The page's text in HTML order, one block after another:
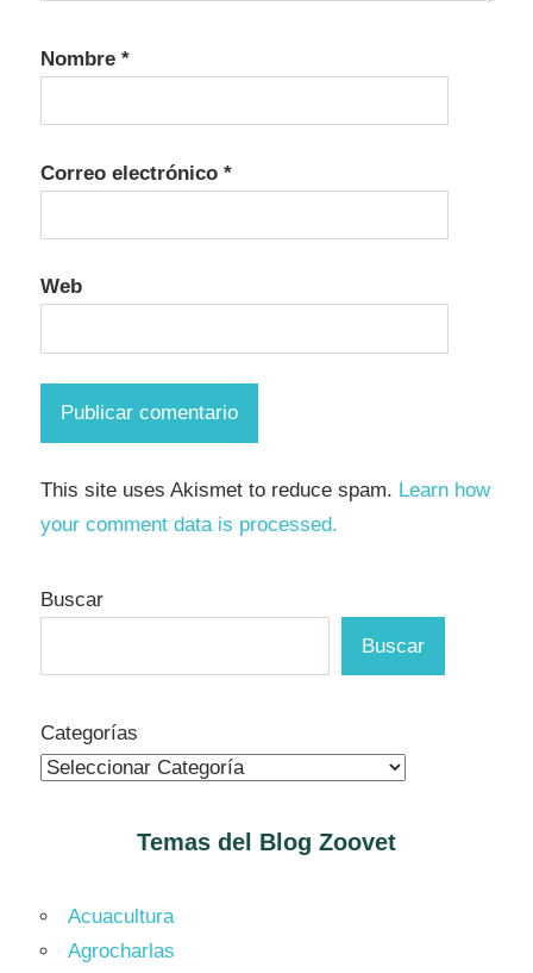
Nombre *
Correo electrónico *
Web
This site uses Akismet to reduce spam. Learn how
your comment data is processed.
Buscar
Buscar
Categorías
Temas del Blog Zoovet
Acuacultura
Agrocharlas